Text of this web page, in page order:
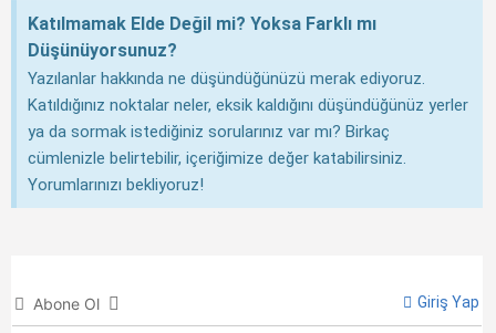
Katılmamak Elde Değil mi? Yoksa Farklı mı
Düşünüyorsunuz?
Yazılanlar hakkında ne düşündüğünüzü merak ediyoruz.
Katıldığınız noktalar neler, eksik kaldığını düşündüğünüz yerler
ya da sormak istediğiniz sorularınız var mı? Birkaç
cümlenizle belirtebilir, içeriğimize değer katabilirsiniz.
Yorumlarınızı bekliyoruz!
Abone Ol Giriş Yap